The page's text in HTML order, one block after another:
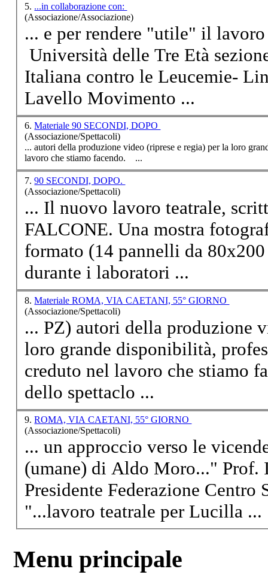
5. ...in collaborazione con:
(Associazione/Associazione)
... e per rendere "utile" illavoro
Università delle Tre Età sezione di
Italiana contro le Leucemie- Linfomi e Mieloma sezione di
Lavello Movimento ...
6.Materiale 90 SECONDI, DOPO
(Associazione/Spettacoli)
... autori della produzione video (riprese e regia) per la loro
lavoro
che stiamo facendo. ...
7.90 SECONDI, DOPO.
(Associazione/Spettacoli)
... Il nuovolavoro teatrale,
FALCONE. Una mostra
formato (14 pannelli da 80x200
durante i laboratori ...
8.Materiale ROMA, VIA CAETANI, 55° GIORNO
(Associazione/Spettacoli)
... PZ) autori della produzione
loro grande disponibilità,
creduto nellavoro che stiamo facendo.
dello spettaclo ...
9.ROMA, VIA CAETANI, 55° GIORNO
(Associazione/Spettacoli)
... un approccio verso le
(umane) di Aldo Moro..."
Presidente Federazione
"...lavoro teatrale per Lucilla ...
Menu principale